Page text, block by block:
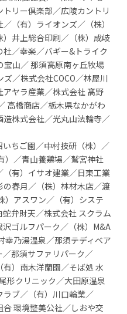
リー倶楽部／広陵カントリ
（有）ライオンズ／（株）
井上総合印刷／（株）成岐
／幸楽／バギー&トライク
宝⼭／ 那須⾼原南ヶ丘牧場
／株式会社COCO／林屋川
ヤラ産業／株式会社 髙野
⾼橋商店／栃⽊県なかがわ
株式会社／光丸⼭法輪寺／
ちご園／中村技研（株）／
）／⻘⼭養鶏場／鷲宮神社
有）イサオ建業／⽇東⼯業
の春⽉／（株）林材⽊店／渡
）アスワン／（有）システ
弁財天／株式会社 スクラム
ゴルフパーク／（株）M&A
幸乃湯温泉／那須テディベア
那須サファリパーク／
）南⽊洋蘭園／そば処 ⽔
形クリニック／⼤⽥原温泉
ブ／（有）川⼝輪業／
合 環境整美公社／しおや交